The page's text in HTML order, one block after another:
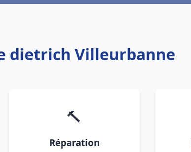
dietrich Villeurbanne
🔨
Réparation